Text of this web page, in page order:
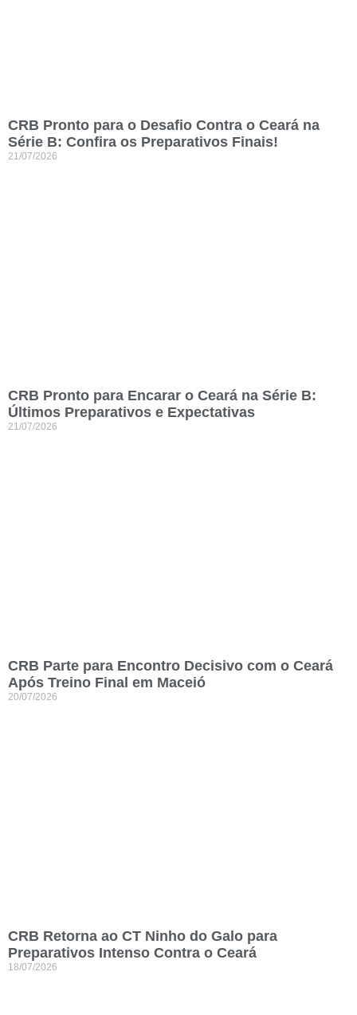
CRB Pronto para o Desafio Contra o Ceará na
Série B: Confira os Preparativos Finais!
21/07/2026
CRB Pronto para Encarar o Ceará na Série B:
Últimos Preparativos e Expectativas
21/07/2026
CRB Parte para Encontro Decisivo com o Ceará
Após Treino Final em Maceió
20/07/2026
CRB Retorna ao CT Ninho do Galo para
Preparativos Intenso Contra o Ceará
18/07/2026